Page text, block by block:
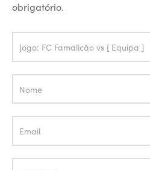
obrigatório.
Press
FC
Famalicão